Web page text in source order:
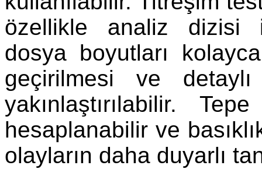
özellikle analiz dizisi
dosya boyutları
geçirilmesi ve
yakınlaştırılabilir.
hesaplanabilir ve
olayların daha duyarlı